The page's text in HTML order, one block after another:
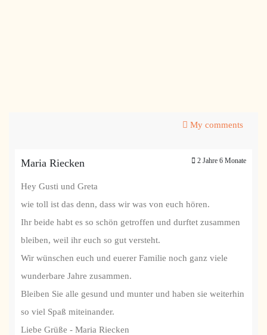
My comments
Maria Riecken 2 Jahre 6 Monate
Hey Gusti und Greta
wie toll ist das denn, dass wir was von euch hören.
Ihr beide habt es so schön getroffen und durftet zusammen
bleiben, weil ihr euch so gut versteht.
Wir wünschen euch und euerer Familie noch ganz viele
wunderbare Jahre zusammen.
Bleiben Sie alle gesund und munter und haben sie weiterhin
so viel Spaß miteinander.
Liebe Grüße - Maria Riecken